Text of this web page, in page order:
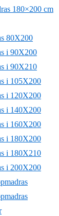
180×200 cm
80X200
i 90X200
i 90X210
i 105X200
i 120X200
i 140X200
i 160X200
i 180X200
i 180X210
i 200X200